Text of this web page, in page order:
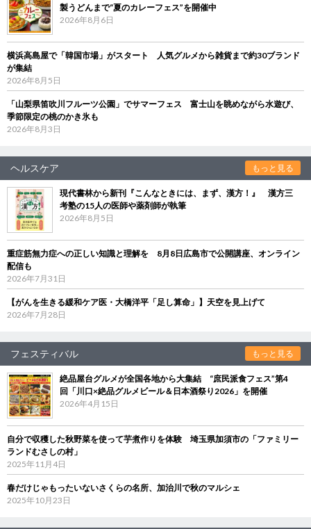
製うどんまで“夏のカレーフェス”を開催中
2026年8月6日
横浜高島屋で「韓国市場」がスタート 人気グルメから雑貨まで約30ブランド
が集結
2026年8月5日
「山梨県笛吹川フルーツ公園」でサマーフェス 富士山を眺めながら水遊び、
季節限定の桃のかき氷も
2026年8月3日
ヘルスケア もっと見る
現代書林から新刊『こんなときには、まず、漢方！』 漢方三
考塾の15人の医師や薬剤師が執筆
2026年8月5日
重症筋無力症への正しい知識と理解を 8月8日広島市で公開講座、オンライン
配信も
2026年7月31日
【がんを生きる緩和ケア医・大橋洋平「足し算命」】天空を見上げて
2026年7月28日
フェスティバル もっと見る
絶品屋台グルメが全国各地から大集結 “庶民派食フェス”第4
回「川口×絶品グルメビール＆日本酒祭り2026」を開催
2026年4月15日
自分で収穫した秋野菜を使って芋煮作りを体験 埼玉県加須市の「ファミリー
ランドむさしの村」
2025年11月4日
春だけじゃもったいないさくらの名所、加治川で秋のマルシェ
2025年10月23日